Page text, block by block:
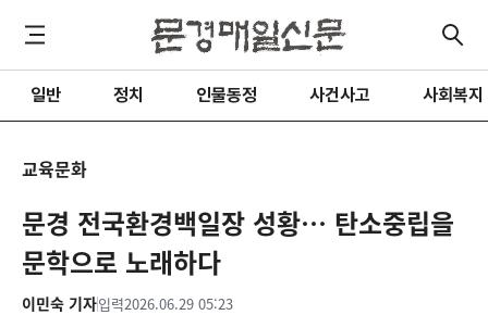
일반 정치 인물동정 사건사고 사회복지
교육문화
문경 전국환경백일장 성황… 탄소중립을
문학으로 노래하다
이민숙 기자입력2026.06.29 05:23